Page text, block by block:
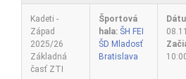
Kadeti -
Západ
2025/26
Základná
časť ZTI
Športová
hala: ŠH FEI
ŠD Mladosť
Bratislava
08.11.